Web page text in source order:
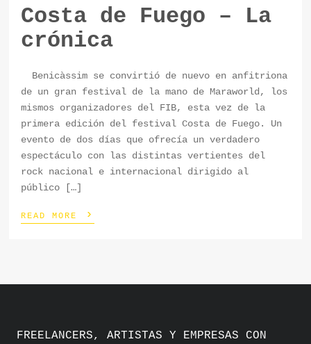
Costa de Fuego – La
crónica
Benicàssim se convirtió de nuevo en anfitriona
de un gran festival de la mano de Maraworld, los
mismos organizadores del FIB, esta vez de la
primera edición del festival Costa de Fuego. Un
evento de dos días que ofrecía un verdadero
espectáculo con las distintas vertientes del
rock nacional e internacional dirigido al
público […]
READ MORE ›
FREELANCERS, ARTISTAS Y EMPRESAS CON